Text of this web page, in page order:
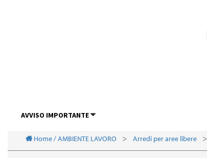
AVVISO IMPORTANTE
Home / AMBIENTE LAVORO Arredi per aree libere